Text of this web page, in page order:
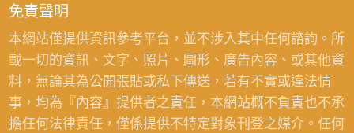
免責聲明
本網站僅提供資訊參考平台，並不涉入其中任何諮詢。所
載一切的資訊、文字、照片、圖形、廣告內容、或其他資
料，無論其為公開張貼或私下傳送，若有不實或違法情
事，均為『內容』提供者之責任，本網站概不負責也不承
擔任何法律責任，僅係提供不特定對象刊登之媒介。任何